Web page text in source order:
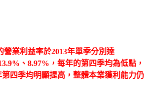
營業利益率於2013年單季分別達
、8.97%，每年的第四季均為低點，
四季均明顯提高，整體本業獲利能力仍